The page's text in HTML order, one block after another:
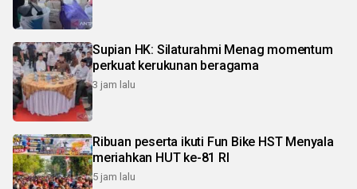
Supian HK: Silaturahmi Menag momentum
perkuat kerukunan beragama
3 jam lalu
Ribuan peserta ikuti Fun Bike HST Menyala
meriahkan HUT ke-81 RI
5 jam lalu